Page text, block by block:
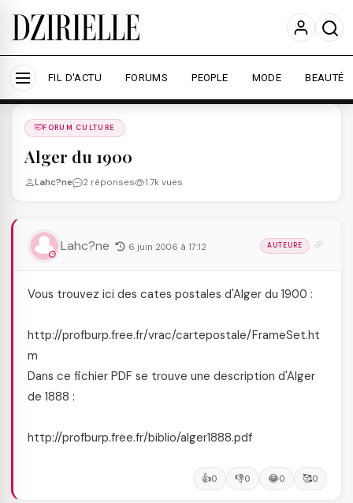
Nous utilisons des cookies pour améliorer votre
expérience et mesurer l'audience.
En savoir plus
Accepter tout Personnaliser
FIL D'ACTU FORUMS PEOPLE MODE BEAUTÉ
Forums
FORUM CULTURE
Alger du 1900
Lahc?ne 2 réponses 1.7k vues
Lahc?ne 6 juin 2006 à 17:12 AUTEURE
Vous trouvez ici des cates postales d'Alger du 1900 :
http://profburp.free.fr/vrac/cartepostale/FrameSet.ht
m
Dans ce fichier PDF se trouve une description d'Alger
de 1888 :
http://profburp.free.fr/biblio/alger1888.pdf
👍0 👎0 😂0 🥰0